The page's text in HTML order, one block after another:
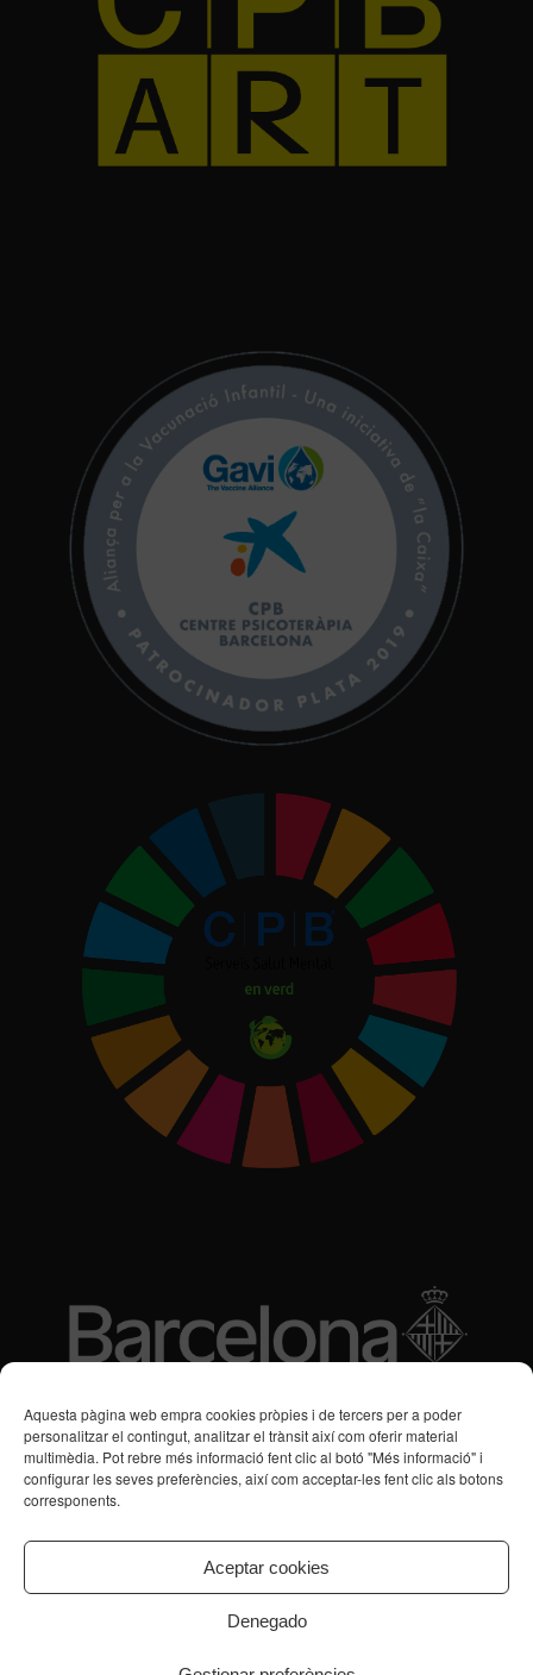
Aquesta pàgina web empra cookies pròpies i de tercers per a poder
personalitzar el contingut, analitzar el trànsit així com oferir material
multimèdia. Pot rebre més informació fent clic al botó "Més informació" i
configurar les seves preferències, així com acceptar-les fent clic als botons
corresponents.
Aceptar cookies
Denegado
Subvencions des de 2016
Programa de Vacances/Suport Respir Familiar
Transtorns de Salut Mental